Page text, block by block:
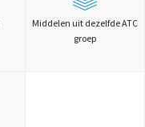
Middelen uit dezelfde ATC
groep